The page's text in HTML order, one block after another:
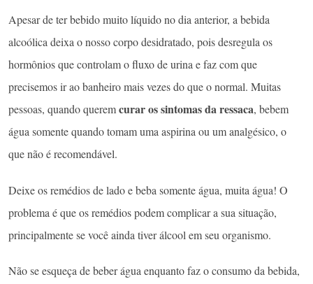
Apesar de ter bebido muito líquido no dia anterior, a bebida
alcoólica deixa o nosso corpo desidratado, pois desregula os
hormônios que controlam o fluxo de urina e faz com que
precisemos ir ao banheiro mais vezes do que o normal. Muitas
pessoas, quando queremcurar os sintomas da ressaca, bebem
água somente quando tomam uma aspirina ou um analgésico, o
que não é recomendável.
Deixe os remédios de lado e beba somente água, muita água! O
problema é que os remédios podem complicar a sua situação,
principalmente se você ainda tiver álcool em seu organismo.
Não se esqueça de beber água enquanto faz o consumo da bebida,